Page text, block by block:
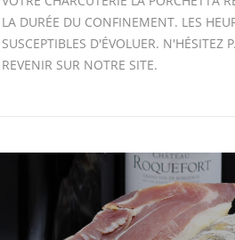
LA DURÉE DU CONFINEMENT. LES
SUSCEPTIBLES D'ÉVOLUER. N'HÉSITEZ
REVENIR SUR NOTRE SITE.